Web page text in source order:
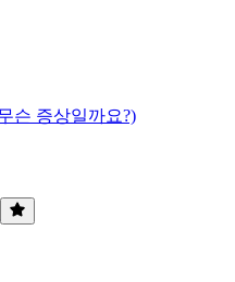
슨 증상일까요?)